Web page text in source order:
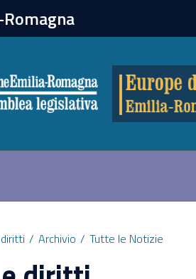
Archivio Tutte le Notizie